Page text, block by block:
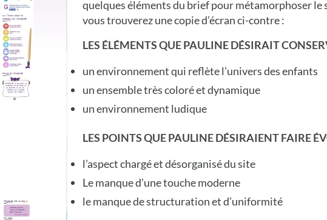
quelques éléments du brief pour métamorphoser le
vous trouverez une copie d’écran ci-contre :
LES ÉLÉMENTS QUE PAULINE DÉSIRAIT
un environnement qui reflète l’univers des enfants
un ensemble très coloré et dynamique
un environnement ludique
LES POINTS QUE PAULINE DÉSIRAIENT FAIRE
l’aspect chargé et désorganisé du site
Le manque d’une touche moderne
le manque de structuration et d’uniformité